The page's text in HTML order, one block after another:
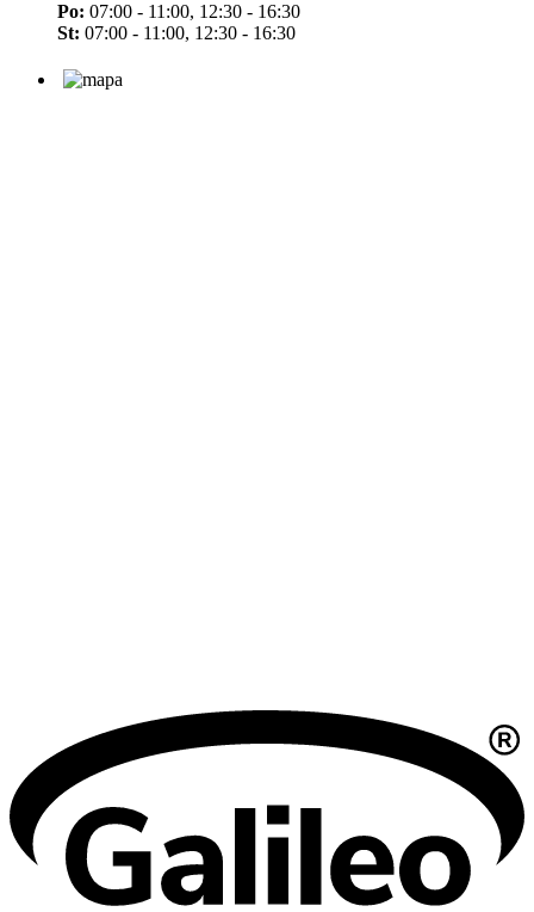
Po: 07:00 - 11:00, 12:30 - 16:30
St: 07:00 - 11:00, 12:30 - 16:30